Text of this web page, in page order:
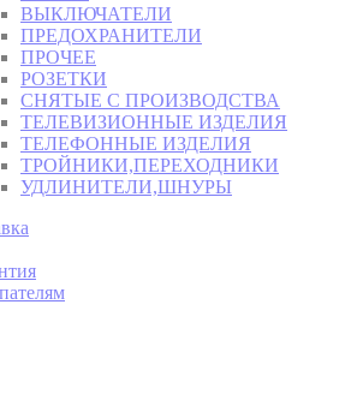
ВЫКЛЮЧАТЕЛИ
ПРЕДОХРАНИТЕЛИ
ПРОЧЕЕ
РОЗЕТКИ
СНЯТЫЕ С ПРОИЗВОДСТВА
ТЕЛЕВИЗИОННЫЕ ИЗДЕЛИЯ
ТЕЛЕФОННЫЕ ИЗДЕЛИЯ
ТРОЙНИКИ,ПЕРЕХОДНИКИ
УДЛИНИТЕЛИ,ШНУРЫ